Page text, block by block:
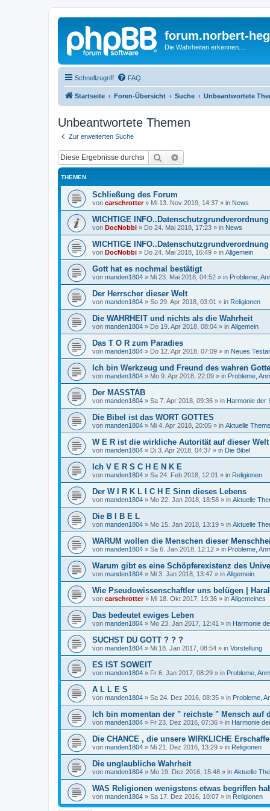
forum.norbert-
Die Wahrheiten erkennen....
Schnellzugriff FAQ
Startseite Foren-Übersicht Suche Unbeantwortete
Unbeantwortete Themen
Zur erweiterten Suche
Suche
THEMEN
Schließung des Forum
von carschrotter» Mi 13. Nov 2019, 14:37 » in News
WICHTIGE INFO..Datenschutzgrundverordnung
von DocNobbi » Do 24. Mai 2018, 17:23 » in News
WICHTIGE INFO..Datenschutzgrundverordnung
von DocNobbi » Do 24. Mai 2018, 16:49 » in Allgemein
Gott hat es nochmal bestätigt
von manden1804 » Mi 23. Mai 2018, 04:52 » in Probleme,
Der Herrscher dieser Welt
von manden1804 » So 29. Apr 2018, 03:01 » in Religionen
Die WAHRHEIT und nichts als die Wahrheit
von manden1804 » Do 19. Apr 2018, 08:04 » in Allgemein
Das T O R zum Paradies
von manden1804 » Do 12. Apr 2018, 07:09 » in Neues
Ich bin Werkzeug und Freund des wahren
von manden1804 » Mo 9. Apr 2018, 22:09 » in Probleme,
Der MASSTAB
von manden1804 » Sa 7. Apr 2018, 09:36 » in Harmonie der
Die Bibel ist das WORT GOTTES
von manden1804 » Mi 4. Apr 2018, 20:05 » in Aktuelle
W E R ist die wirkliche Autorität auf dieser
von manden1804 » Di 3. Apr 2018, 04:37 » in Die Bibel
Ich V E R S C H E N K E
von manden1804 » Sa 24. Feb 2018, 12:01 » in Religionen
Der W I R K L I C H E Sinn dieses Lebens
von manden1804 » Mo 22. Jan 2018, 18:58 » in Aktuelle
Die B I B E L
von manden1804 » Mo 15. Jan 2018, 13:19 » in Aktuelle
WARUM wollen die Menschen dieser
von manden1804 » Sa 6. Jan 2018, 12:12 » in Probleme,
Warum gibt es eine Schöpferexistenz des
von manden1804 » Mi 3. Jan 2018, 13:47 » in Allgemein
Wie Pseudowissenschaftler uns belügen |
von carschrotter» Mi 18. Okt 2017, 19:36 » in Allgemeines
Das bedeutet ewiges Leben
von manden1804 » Mo 23. Jan 2017, 12:41 » in Harmonie
SUCHST DU GOTT ? ? ?
von manden1804 » Mi 18. Jan 2017, 08:54 » in Vorstellung
ES IST SOWEIT
von manden1804 » Fr 6. Jan 2017, 08:29 » in Probleme,
A L L E S
von manden1804 » Sa 24. Dez 2016, 08:35 » in Probleme,
Ich bin momentan der " reichste " Mensch auf
von manden1804 » Fr 23. Dez 2016, 07:36 » in Harmonie
Die CHANCE , die unsere WIRKLICHE
von manden1804 » Mi 21. Dez 2016, 13:29 » in Religionen
Die unglaubliche Wahrheit
von manden1804 » Mo 19. Dez 2016, 15:48 » in Aktuelle
WAS Religionen wenigstens etwas begriffen
von manden1804 » Sa 17. Dez 2016, 10:07 » in Religionen